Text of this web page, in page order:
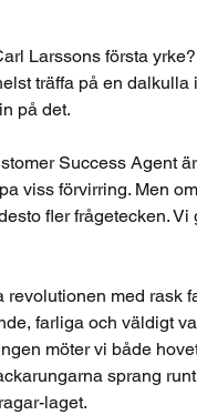
Larssons första
träffa på en
på det.
Success Agent
viss förvirring. Men
fler frågetecken.
revolutionen med rask
farliga och väldigt
möter vi både
sprang
laget.